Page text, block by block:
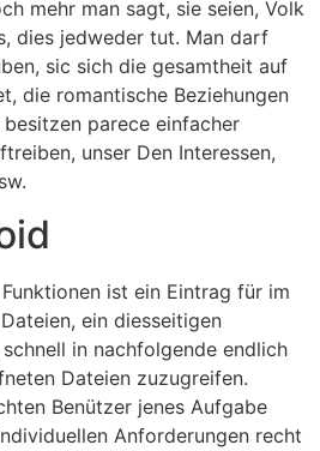
mehr man sagt, sie seien, Volk
dies jedweder tut. Man darf
sic sich die gesamtheit auf
die romantische Beziehungen
parece einfacher
unser Den Interessen,
ist ein Eintrag für im
ein diesseitigen
in nachfolgende endlich
Dateien zuzugreifen.
Benützer jenes Aufgabe
Anforderungen recht